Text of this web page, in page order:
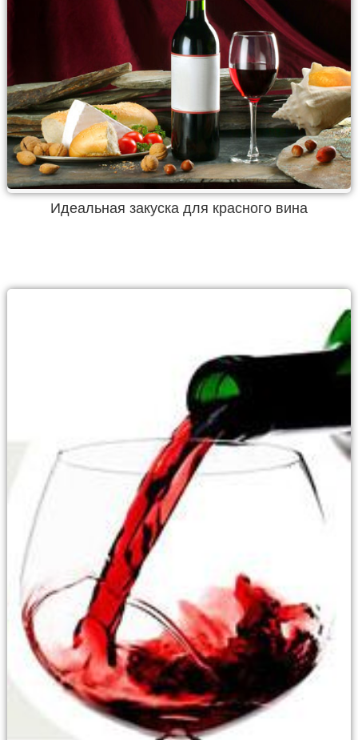
Идеальная закуска для красного вина